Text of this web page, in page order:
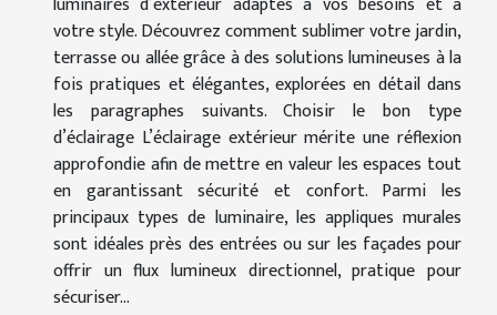
votre style. Découvrez comment sublimer votre jardin,
terrasse ou allée grâce à des solutions lumineuses à la
fois pratiques et élégantes, explorées en détail dans
les paragraphes suivants. Choisir le bon type
d’éclairage L’éclairage extérieur mérite une réflexion
approfondie afin de mettre en valeur les espaces tout
en garantissant sécurité et confort. Parmi les
principaux types de luminaire, les appliques murales
sont idéales près des entrées ou sur les façades pour
offrir un flux lumineux directionnel, pratique pour
sécuriser...